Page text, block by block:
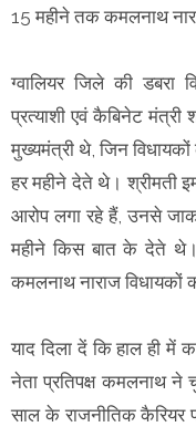
15 महीने तक कमलनाथ
ग्वालियर जिले की डबरा
प्रत्याशी एवं कैबिनेट
मुख्यमंत्री थे, जिन
हर महीने देते थे। श्रीमती
आरोप लगा रहे हैं, उनसे
महीने किस बात के देते
कमलनाथ नाराज विधायकों
याद दिला दें कि हाल ही में
नेता प्रतिपक्ष कमलनाथ ने
साल के राजनीतिक कैरियर